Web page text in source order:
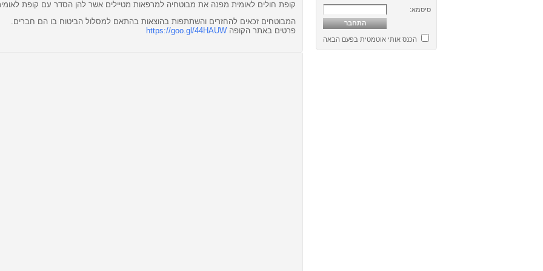
סיסמא:
הכנס אותי אוטמטית בפעם הבאה
קופת חולים לאומית מפנה את מבוטחיה למרפאות מטיילים אשר להן הסדר עם קופת
המבוטחים זכאים להחזרים והשתתפות בהוצאות בהתאם למסלול הביטוח בו הם חברים.
פרטים באתר הקופה https://goo.gl/44HAUW